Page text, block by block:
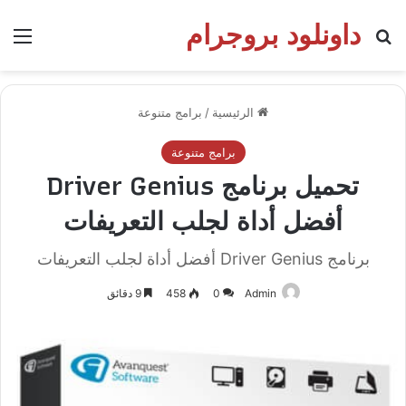
داونلود بروجرام
بحث عن
الرئيسية / برامج متنوعة
برامج متنوعة
تحميل برنامج Driver Genius
أفضل أداة لجلب التعريفات
برنامج Driver Genius أفضل أداة لجلب التعريفات
Admin
0
458 9 دقائق